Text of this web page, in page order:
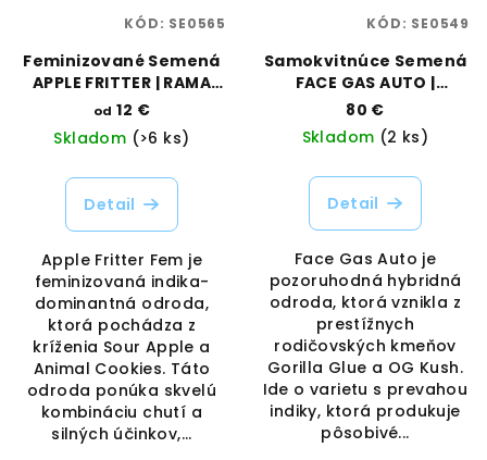
Feminizované Semená
APPLE FRITTER | RAMA
SEEDS
od 12 €
Skladom (>6 ks)
Detail
Apple Fritter Fem je
feminizovaná indika-
dominantná odroda,
ktorá pochádza z
kríženia Sour Apple a
Animal Cookies. Táto
odroda ponúka skvelú
kombináciu chutí a
silných účinkov,...
KÓD: SE0565
Samokvitnúce Semená
FACE GAS AUTO |
TRILOGENE SEEDS
80 €
Skladom (2 ks)
Detail
Face Gas Auto je
pozoruhodná hybridná
odroda, ktorá vznikla z
prestížnych
rodičovských kmeňov
Gorilla Glue a OG Kush.
Ide o varietu s prevahou
indiky, ktorá produkuje
pôsobivé...
KÓD: SE0549